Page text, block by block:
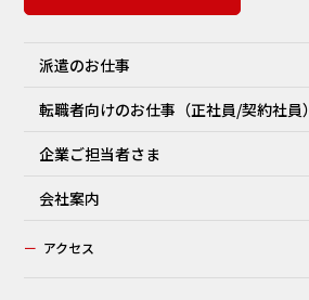
派遣のお仕事
転職者向けのお仕事（正社員/契約社員）
企業ご担当者さま
会社案内
ー アクセス